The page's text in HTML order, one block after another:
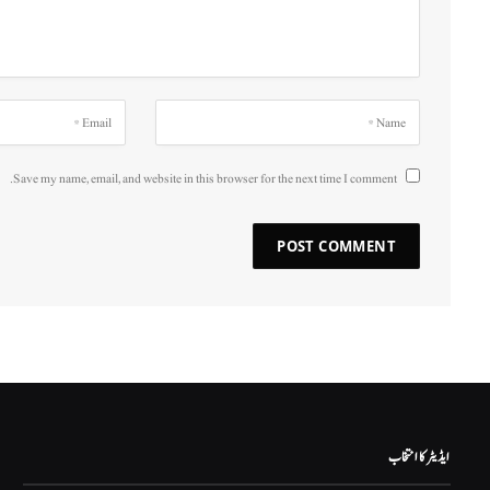
Save my name, email, and website in this browser for the next time I comment.
ایڈیٹر کا انتخاب